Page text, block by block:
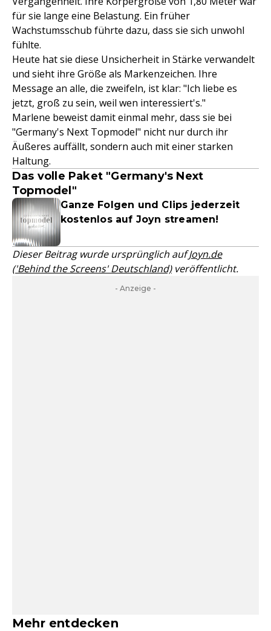
für sie lange eine Belastung. Ein früher
Wachstumsschub führte dazu, dass sie sich unwohl
fühlte.
Heute hat sie diese Unsicherheit in Stärke verwandelt
und sieht ihre Größe als Markenzeichen. Ihre
Message an alle, die zweifeln, ist klar: "Ich liebe es
jetzt, groß zu sein, weil wen interessiert's."
Marlene beweist damit einmal mehr, dass sie bei
"Germany's Next Topmodel" nicht nur durch ihr
Äußeres auffällt, sondern auch mit einer starken
Haltung.
Das volle Paket "Germany's Next
Topmodel"
Ganze Folgen und Clips jederzeit
kostenlos auf Joyn streamen!
Dieser Beitrag wurde ursprünglich aufJoyn.de
('Behind the Screens' Deutschland)veröffentlicht.
- Anzeige -
Mehr entdecken